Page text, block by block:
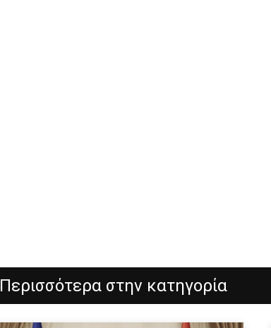
Περισσότερα στην κατηγορία